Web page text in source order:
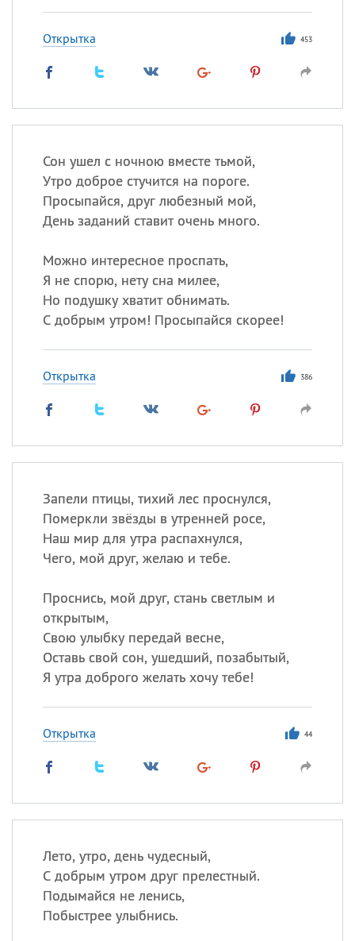
Открытка 453
Сон ушел с ночною вместе тьмой,
Утро доброе стучится на пороге.
Просыпайся, друг любезный мой,
День заданий ставит очень много.
Можно интересное проспать,
Я не спорю, нету сна милее,
Но подушку хватит обнимать.
С добрым утром! Просыпайся скорее!
Открытка 386
Запели птицы, тихий лес проснулся,
Померкли звёзды в утренней росе,
Наш мир для утра распахнулся,
Чего, мой друг, желаю и тебе.
Проснись, мой друг, стань светлым и
открытым,
Свою улыбку передай весне,
Оставь свой сон, ушедший, позабытый,
Я утра доброго желать хочу тебе!
Открытка 44
Лето, утро, день чудесный,
С добрым утром друг прелестный.
Подымайся не ленись,
Побыстрее улыбнись.